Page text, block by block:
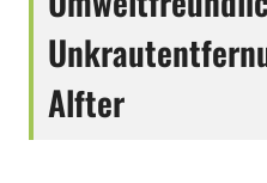
Alfter